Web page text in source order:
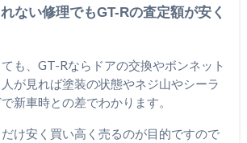
ない修理でもGT-Rの査定額が安く
も、GT-Rならドアの交換やボンネット
が見れば塗装の状態やネジ山やシーラ
新車時との差でわかります。
け安く買い高く売るのが目的ですので